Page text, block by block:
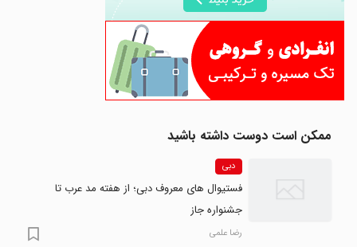
ممکن است دوست داشته باشید
دبی
فستیوال های معروف دبی؛ از هفته مد عرب تا
جشنواره جاز
رضا علمی